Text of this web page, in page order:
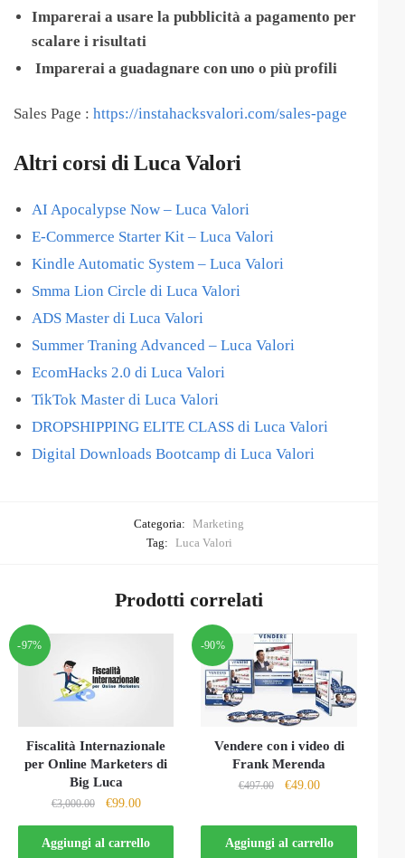
Imparerai a usare la pubblicità a pagamento per
scalare i risultati
Imparerai a guadagnare con uno o più profili
Sales Page : https://instahacksvalori.com/sales-page
Altri corsi di Luca Valori
AI Apocalypse Now – Luca Valori
E-Commerce Starter Kit – Luca Valori
Kindle Automatic System – Luca Valori
Smma Lion Circle di Luca Valori
ADS Master di Luca Valori
Summer Traning Advanced – Luca Valori
EcomHacks 2.0 di Luca Valori
TikTok Master di Luca Valori
DROPSHIPPING ELITE CLASS di Luca Valori
Digital Downloads Bootcamp di Luca Valori
Categoria: Marketing
Tag: Luca Valori
Prodotti correlati
-97%
Fiscalità Internazionale
per Online Marketers di
Big Luca
€3,000.00
Il
originale
€99.00Il
attuale
Aggiungi al carrello
-90%
Vendere con i video di
Frank Merenda
€497.00
Il
originale
era:
€49.00Il
attuale
è:
Aggiungi al carrello